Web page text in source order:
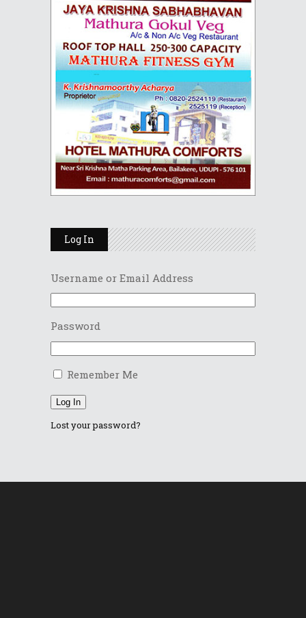
Log In
Username or Email Address
Password
Remember Me
Log In
Lost your password?